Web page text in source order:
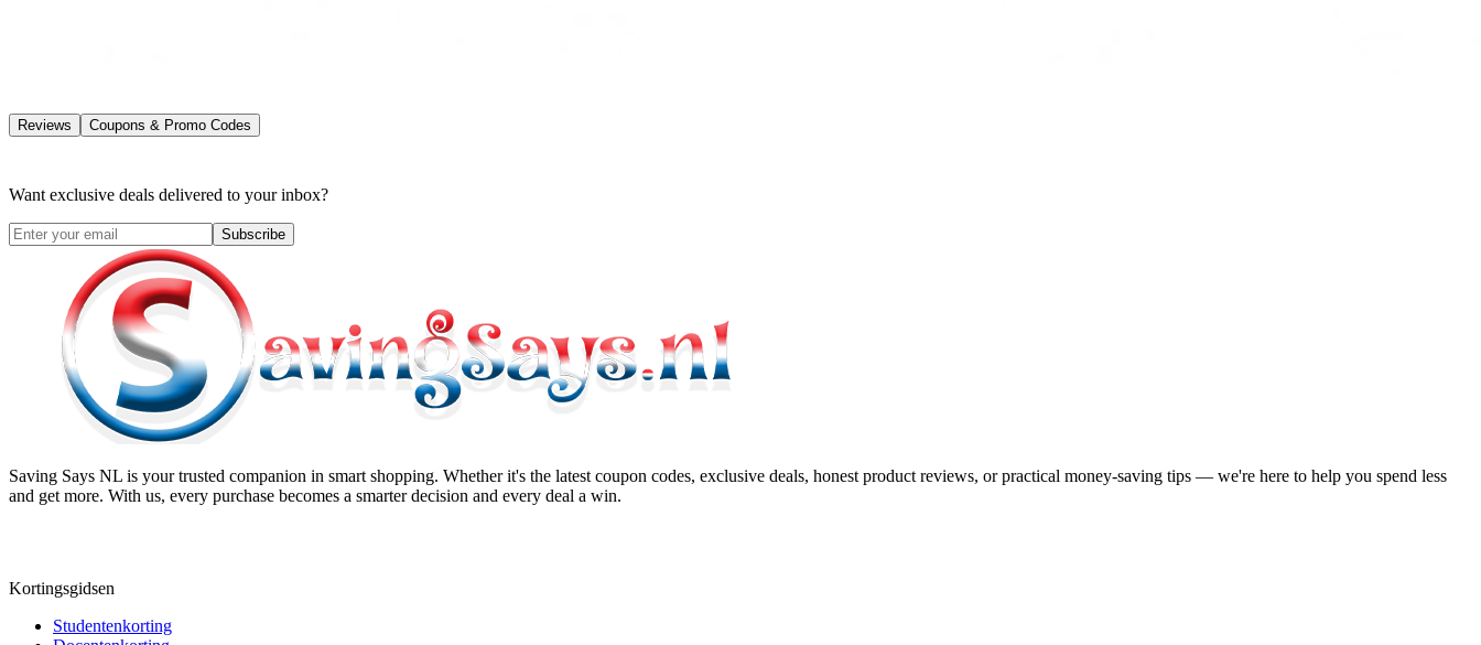
Reviews Coupons & Promo Codes
Want exclusive deals delivered to your inbox?
Subscribe
Saving Says NL is your trusted companion in smart shopping. Whether it's the latest coupon codes, exclusive deals, honest product reviews, or practical money-saving tips — we're here to help you spend less
and get more. With us, every purchase becomes a smarter decision and every deal a win.
Kortingsgidsen
Studentenkorting